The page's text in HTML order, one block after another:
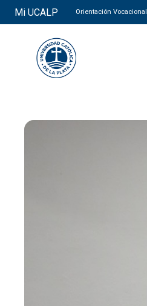
Mi UCALP Orientación Vocacional